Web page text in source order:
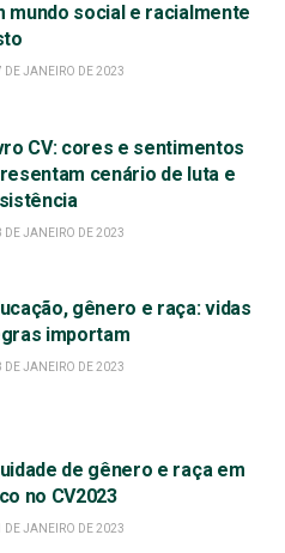
mundo social e racialmente
DE JANEIRO DE 2023
CV: cores e sentimentos
cenário de luta e
DE JANEIRO DE 2023
gênero e raça: vidas
importam
DE JANEIRO DE 2023
de gênero e raça em
no CV2023
DE JANEIRO DE 2023